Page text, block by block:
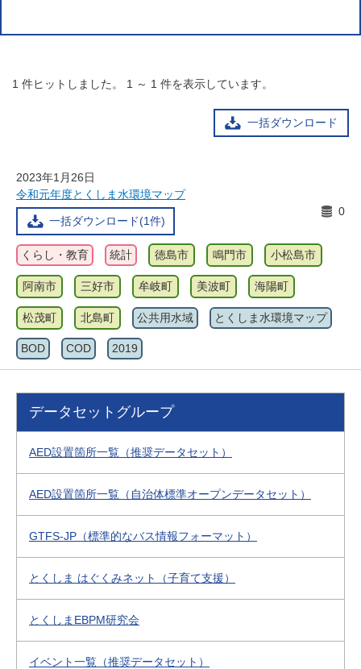
1 件ヒットしました。 1 ～ 1 件を表示しています。
一括ダウンロード
2023年1月26日
令和元年度とくしま水環境マップ
一括ダウンロード(1件)
0
くらし・教育 統計 徳島市 鳴門市 小松島市
阿南市 三好市 牟岐町 美波町 海陽町
松茂町 北島町 公共用水域 とくしま水環境マップ
BOD COD 2019
データセットグループ
AED設置箇所一覧（推奨データセット）
AED設置箇所一覧（自治体標準オープンデータセット）
GTFS-JP（標準的なバス情報フォーマット）
とくしま はぐくみネット（子育て支援）
とくしまEBPM研究会
イベント一覧（推奨データセット）